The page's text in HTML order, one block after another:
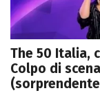
The 50 Italia,
Colpo di